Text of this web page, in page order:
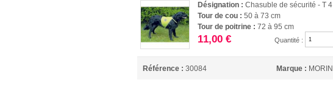
Désignation :Chasuble de sécurité - T 4
Tour de cou :50 à 73 cm
Tour de poitrine :72 à 95 cm
11,00 € Quantité :
Référence : 30084 Marque : MORIN